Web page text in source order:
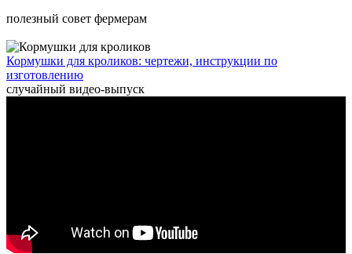
полезный совет фермерам
Кормушки для кроликов: чертежи, инструкции по
изготовлению
случайный видео-выпуск